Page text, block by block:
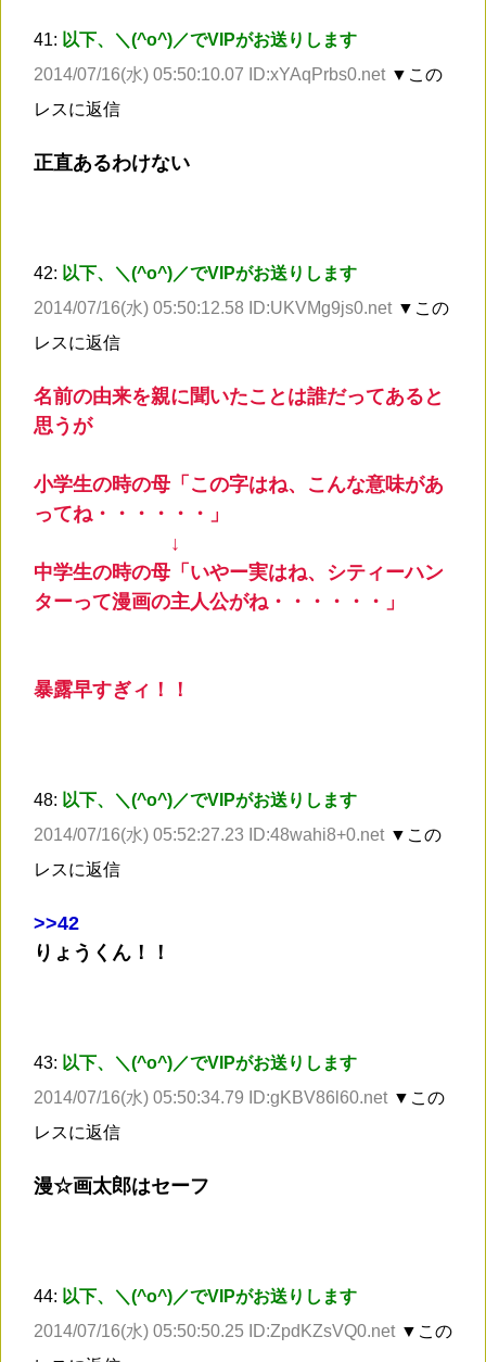
41: 以下、＼(^o^)／でVIPがお送りします
2014/07/16(水) 05:50:10.07 ID:xYAqPrbs0.net ▼この
レスに返信
正直あるわけない
42: 以下、＼(^o^)／でVIPがお送りします
2014/07/16(水) 05:50:12.58 ID:UKVMg9js0.net ▼この
レスに返信
名前の由来を親に聞いたことは誰だってあると
思うが
小学生の時の母「この字はね、こんな意味があ
ってね・・・・・・」
↓
中学生の時の母「いやー実はね、シティーハン
ターって漫画の主人公がね・・・・・・」
暴露早すぎィ！！
48: 以下、＼(^o^)／でVIPがお送りします
2014/07/16(水) 05:52:27.23 ID:48wahi8+0.net ▼この
レスに返信
>>42
りょうくん！！
43: 以下、＼(^o^)／でVIPがお送りします
2014/07/16(水) 05:50:34.79 ID:gKBV86l60.net ▼この
レスに返信
漫☆画太郎はセーフ
44: 以下、＼(^o^)／でVIPがお送りします
2014/07/16(水) 05:50:50.25 ID:ZpdKZsVQ0.net ▼この